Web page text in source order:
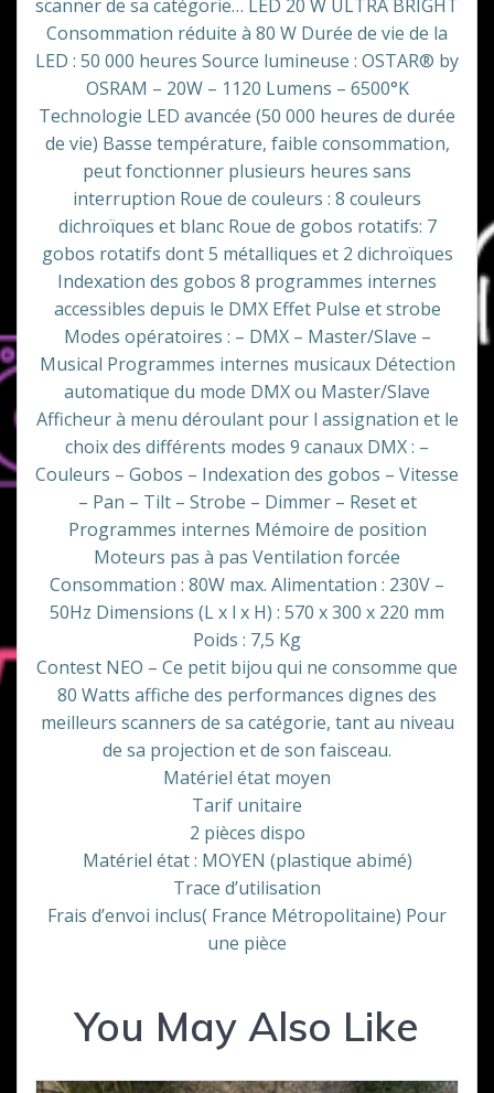
scanner de sa catégorie… LED 20 W ULTRA BRIGHT
Consommation réduite à 80 W Durée de vie de la
LED : 50 000 heures Source lumineuse : OSTAR® by
OSRAM – 20W – 1120 Lumens – 6500°K
Technologie LED avancée (50 000 heures de durée
de vie) Basse température, faible consommation,
peut fonctionner plusieurs heures sans
interruption Roue de couleurs : 8 couleurs
dichroïques et blanc Roue de gobos rotatifs: 7
gobos rotatifs dont 5 métalliques et 2 dichroïques
Indexation des gobos 8 programmes internes
accessibles depuis le DMX Effet Pulse et strobe
Modes opératoires : – DMX – Master/Slave –
Musical Programmes internes musicaux Détection
automatique du mode DMX ou Master/Slave
Afficheur à menu déroulant pour l assignation et le
choix des différents modes 9 canaux DMX : –
Couleurs – Gobos – Indexation des gobos – Vitesse
– Pan – Tilt – Strobe – Dimmer – Reset et
Programmes internes Mémoire de position
Moteurs pas à pas Ventilation forcée
Consommation : 80W max. Alimentation : 230V –
50Hz Dimensions (L x l x H) : 570 x 300 x 220 mm
Poids : 7,5 Kg
Contest NEO – Ce petit bijou qui ne consomme que
80 Watts affiche des performances dignes des
meilleurs scanners de sa catégorie, tant au niveau
de sa projection et de son faisceau.
Matériel état moyen
Tarif unitaire
2 pièces dispo
Matériel état : MOYEN (plastique abimé)
Trace d’utilisation
Frais d’envoi inclus( France Métropolitaine) Pour
une pièce
You May Also Like